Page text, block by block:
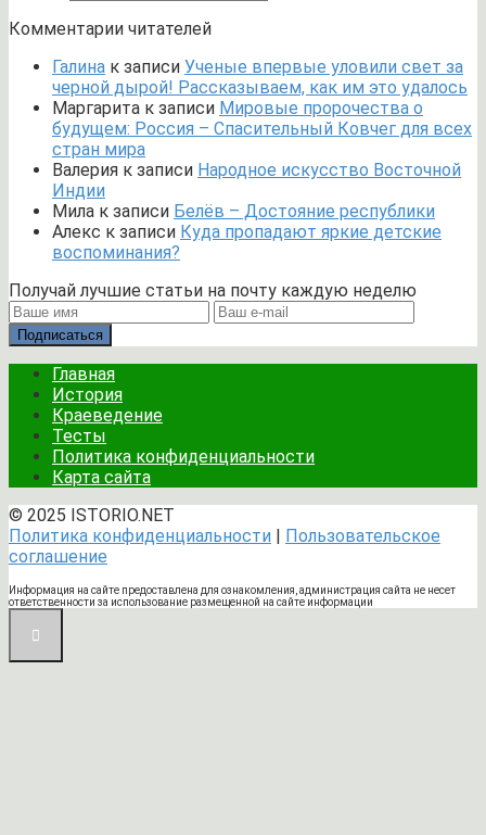
Комментарии читателей
Галина к записи Ученые впервые уловили свет за
черной дырой! Рассказываем, как им это удалось
Маргарита к записи Мировые пророчества о
будущем: Россия – Спасительный Ковчег для всех
стран мира
Валерия к записи Народное искусство Восточной
Индии
Мила к записи Белёв – Достояние республики
Алекс к записи Куда пропадают яркие детские
воспоминания?
Получай лучшие статьи на почту каждую неделю
Подписаться
Главная
История
Краеведение
Тесты
Политика конфиденциальности
Карта сайта
© 2025 ISTORIO.NET
Политика конфиденциальности | Пользовательское
соглашение
Информация на сайте предоставлена для ознакомления, администрация сайта не несет
ответственности за использование размещенной на сайте информации